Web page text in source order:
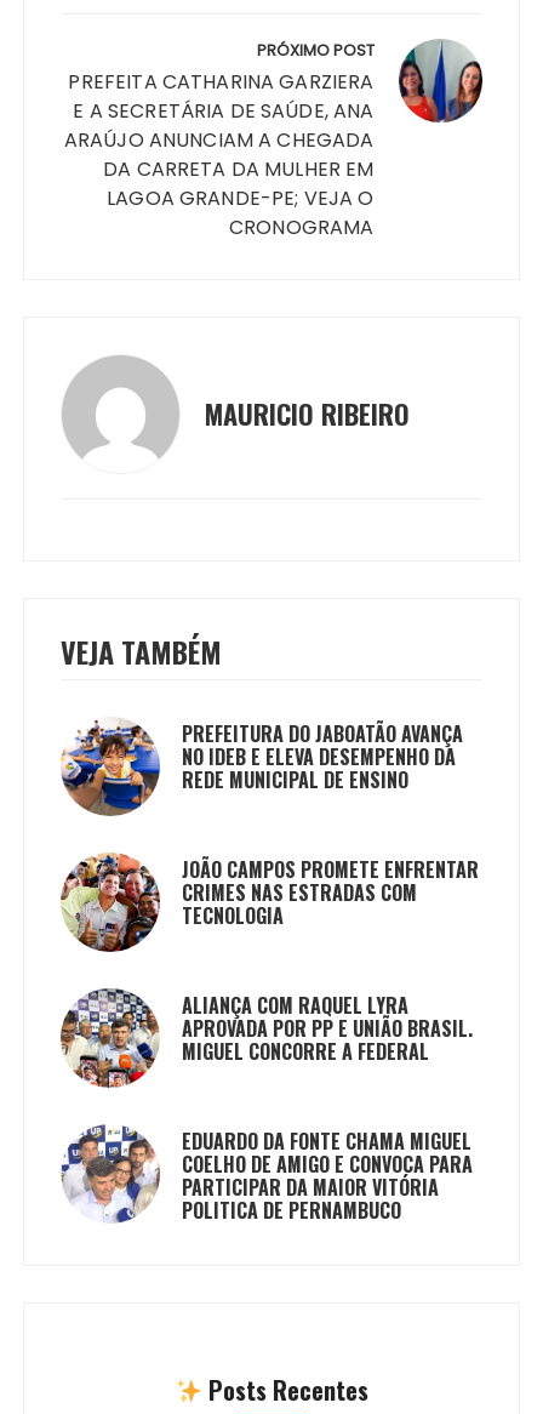
PRÓXIMO POST
PREFEITA CATHARINA GARZIERA
E A SECRETÁRIA DE SAÚDE, ANA
ARAÚJO ANUNCIAM A CHEGADA
DA CARRETA DA MULHER EM
LAGOA GRANDE-PE; VEJA O
CRONOGRAMA
MAURICIO RIBEIRO
VEJA TAMBÉM
PREFEITURA DO JABOATÃO AVANÇA
NO IDEB E ELEVA DESEMPENHO DA
REDE MUNICIPAL DE ENSINO
JOÃO CAMPOS PROMETE ENFRENTAR
CRIMES NAS ESTRADAS COM
TECNOLOGIA
ALIANÇA COM RAQUEL LYRA
APROVADA POR PP E UNIÃO BRASIL.
MIGUEL CONCORRE A FEDERAL
EDUARDO DA FONTE CHAMA MIGUEL
COELHO DE AMIGO E CONVOCA PARA
PARTICIPAR DA MAIOR VITÓRIA
POLITICA DE PERNAMBUCO
Posts Recentes